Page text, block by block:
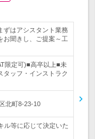
ずはアシスタント業務
お聞きし、ご提案～工
限定可)■高卒以上■未
ッフ・インストラク
北町8-23-10
ル等に応じて決定いた